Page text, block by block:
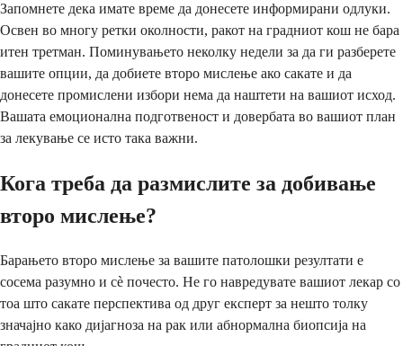
Запомнете дека имате време да донесете информирани одлуки.
Освен во многу ретки околности, ракот на градниот кош не бара
итен третман. Поминувањето неколку недели за да ги разберете
вашите опции, да добиете второ мислење ако сакате и да
донесете промислени избори нема да наштети на вашиот исход.
Вашата емоционална подготвеност и довербата во вашиот план
за лекување се исто така важни.
Кога треба да размислите за добивање
второ мислење?
Барањето второ мислење за вашите патолошки резултати е
сосема разумно и сè почесто. Не го навредувате вашиот лекар со
тоа што сакате перспектива од друг експерт за нешто толку
значајно како дијагноза на рак или абнормална биопсија на